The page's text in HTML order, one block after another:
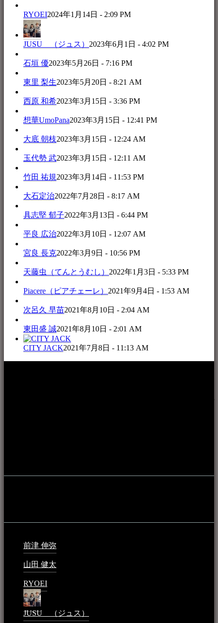
RYOEI2024年1月14日 - 2:09 PM
JUSU （ジュス） 2023年6月1日 - 4:02 PM
石垣 優2023年5月26日 - 7:16 PM
東里 梨生2023年5月20日 - 8:21 AM
西原 和希2023年3月15日 - 3:36 PM
想華UmoPana2023年3月15日 - 12:41 PM
大底 朝枝2023年3月15日 - 12:24 AM
玉代勢 武2023年3月15日 - 12:11 AM
竹田 祐規2023年3月14日 - 11:53 PM
大石定治2022年7月28日 - 8:17 AM
具志堅 郁子2022年3月13日 - 6:44 PM
平良 広治2022年3月10日 - 12:07 AM
宮良 長克2022年3月9日 - 10:56 PM
天藤虫（てんとうむし） 2022年1月3日 - 5:33 PM
Piacere（ピアチェーレ） 2021年9月4日 - 1:53 AM
次呂久 早苗2021年8月10日 - 2:04 AM
東田盛 誠2021年8月10日 - 2:01 AM
CITY JACK2021年7月8日 - 11:13 AM
前津 伸弥
山田 健太
RYOEI
JUSU （ジュス）